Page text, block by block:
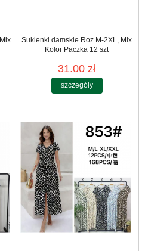
Sukienki damskie Roz M-2XL, Mix
Kolor Paczka 12 szt
31.00 zł
szczegóły